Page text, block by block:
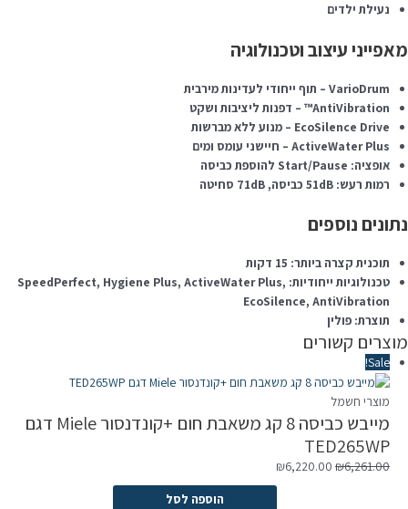
נעילת ילדים
מאפייני עיצוב וטכנולוגיה
VarioDrum – תוף ייחודי לעדינות מירבית
AntiVibration™ – דפנות ליציבות ושקט
EcoSilence Drive – מנוע ללא מברשות
ActiveWater Plus – חיישני עומס ומים
אופציה: Start/Pause להוספת כביסה
רמות רעש: 51dB כביסה, 71dB סחיטה
נתונים נוספים
תוכנית קצרה ביותר: 15 דקות
טכנולוגיות ייחודיות: SpeedPerfect, Hygiene Plus, ActiveWater Plus,
EcoSilence, AntiVibration
תוצרת: פולין
מוצרים קשורים
Sale!
מוצרי חשמל
מייבש כביסה 8 קג משאבת חום +קונדנסור Miele דגם
TED265WP
₪6,261.00
המחיר
₪6,220.00
הנוכחי
הוספה לסל